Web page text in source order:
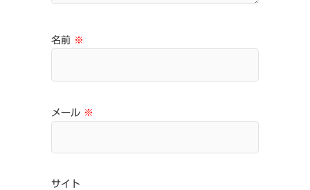
名前 ※
メール ※
サイト